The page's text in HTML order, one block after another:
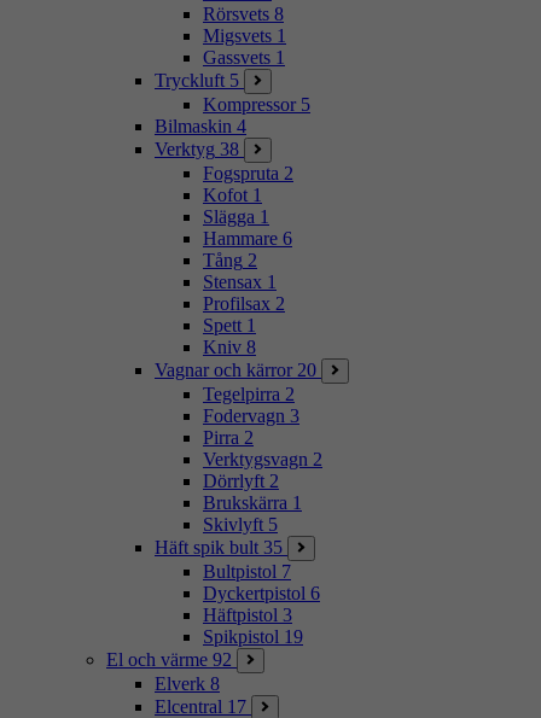
Rörsvets 8
Migsvets 1
Gassvets 1
Tryckluft 5
Kompressor 5
Bilmaskin 4
Verktyg 38
Fogspruta 2
Kofot 1
Slägga 1
Hammare 6
Tång 2
Stensax 1
Profilsax 2
Spett 1
Kniv 8
Vagnar och kärror 20
Tegelpirra 2
Fodervagn 3
Pirra 2
Verktygsvagn 2
Dörrlyft 2
Brukskärra 1
Skivlyft 5
Häft spik bult 35
Bultpistol 7
Dyckertpistol 6
Häftpistol 3
Spikpistol 19
El och värme 92
Elverk 8
Elcentral 17